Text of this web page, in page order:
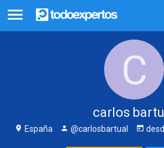
carlos
España @carlosbartual